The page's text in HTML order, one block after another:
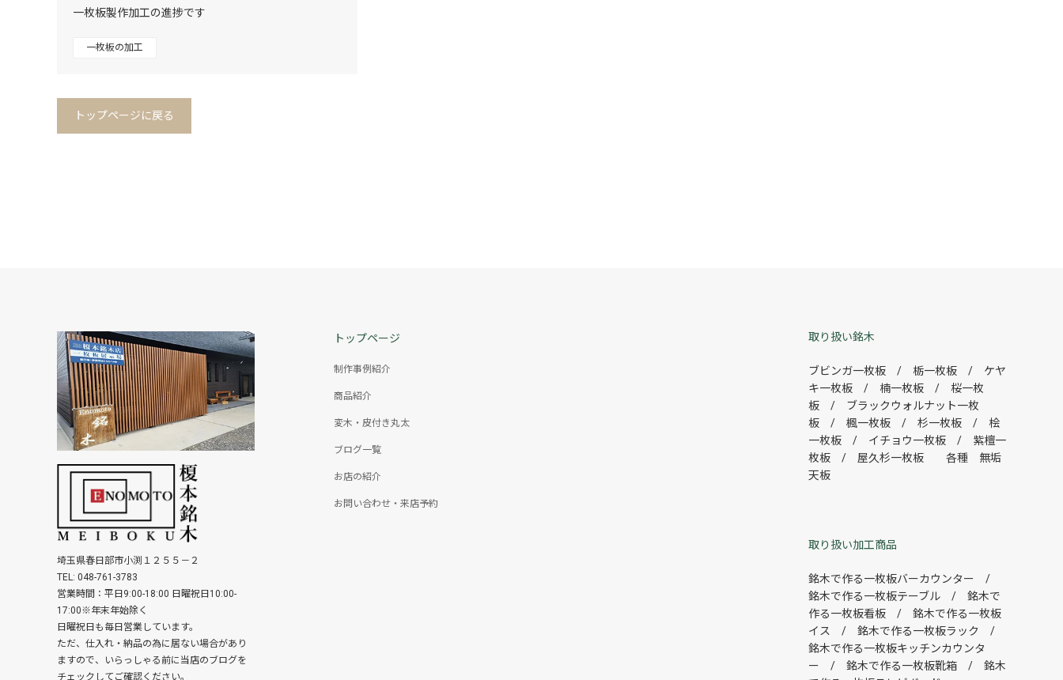
一枚板製作加工の進捗です
一枚板の加工
トップページに戻る
トップページ
制作事例紹介
商品紹介
変木・皮付き丸太
ブログ一覧
お店の紹介
お問い合わせ・来店予約
取り扱い銘木
ブビンガ一枚板 / 栃一枚板 / ケヤ
キ一枚板 / 楠一枚板 / 桜一枚
板 / ブラックウォルナット一枚
板 / 楓一枚板 / 杉一枚板 / 桧
一枚板 / イチョウ一枚板 / 紫檀一
枚板 / 屋久杉一枚板 各種 無垢
天板
取り扱い加工商品
銘木で作る一枚板バーカウンター /
銘木で作る一枚板テーブル / 銘木で
作る一枚板看板 / 銘木で作る一枚板
イス / 銘木で作る一枚板ラック /
銘木で作る一枚板キッチンカウンタ
ー / 銘木で作る一枚板靴箱 / 銘木
埼玉県春日部市小渕１２５５－２
TEL: 048-761-3783
営業時間：平日9:00-18:00 日曜祝日10:00-
17:00※年末年始除く
日曜祝日も毎日営業しています。
ただ、仕入れ・納品の為に居ない場合があり
ますので、いらっしゃる前に当店のブログを
チェックしてご確認ください。